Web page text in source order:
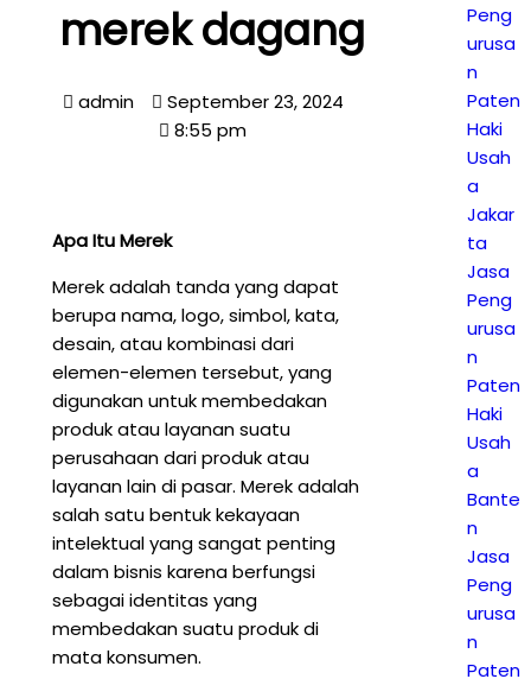
merek dagang
admin
September 23, 2024
8:55 pm
Apa Itu Merek
Merek adalah tanda yang dapat
berupa nama, logo, simbol, kata,
desain, atau kombinasi dari
elemen-elemen tersebut, yang
digunakan untuk membedakan
produk atau layanan suatu
perusahaan dari produk atau
layanan lain di pasar. Merek adalah
salah satu bentuk kekayaan
intelektual yang sangat penting
dalam bisnis karena berfungsi
sebagai identitas yang
membedakan suatu produk di
mata konsumen.
Peng
urusa
n
Paten
Haki
Usah
a
Jakar
ta
Jasa
Peng
urusa
n
Paten
Haki
Usah
a
Bante
n
Jasa
Peng
urusa
n
Paten